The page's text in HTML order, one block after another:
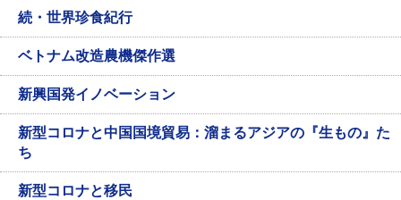
続・世界珍食紀行
ベトナム改造農機傑作選
新興国発イノベーション
新型コロナと中国国境貿易：溜まるアジアの『生もの』た
ち
新型コロナと移民